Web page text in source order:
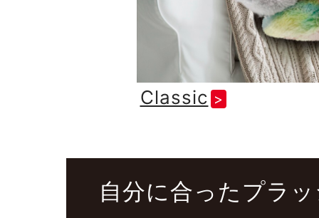
Classic
自分に合ったプラ